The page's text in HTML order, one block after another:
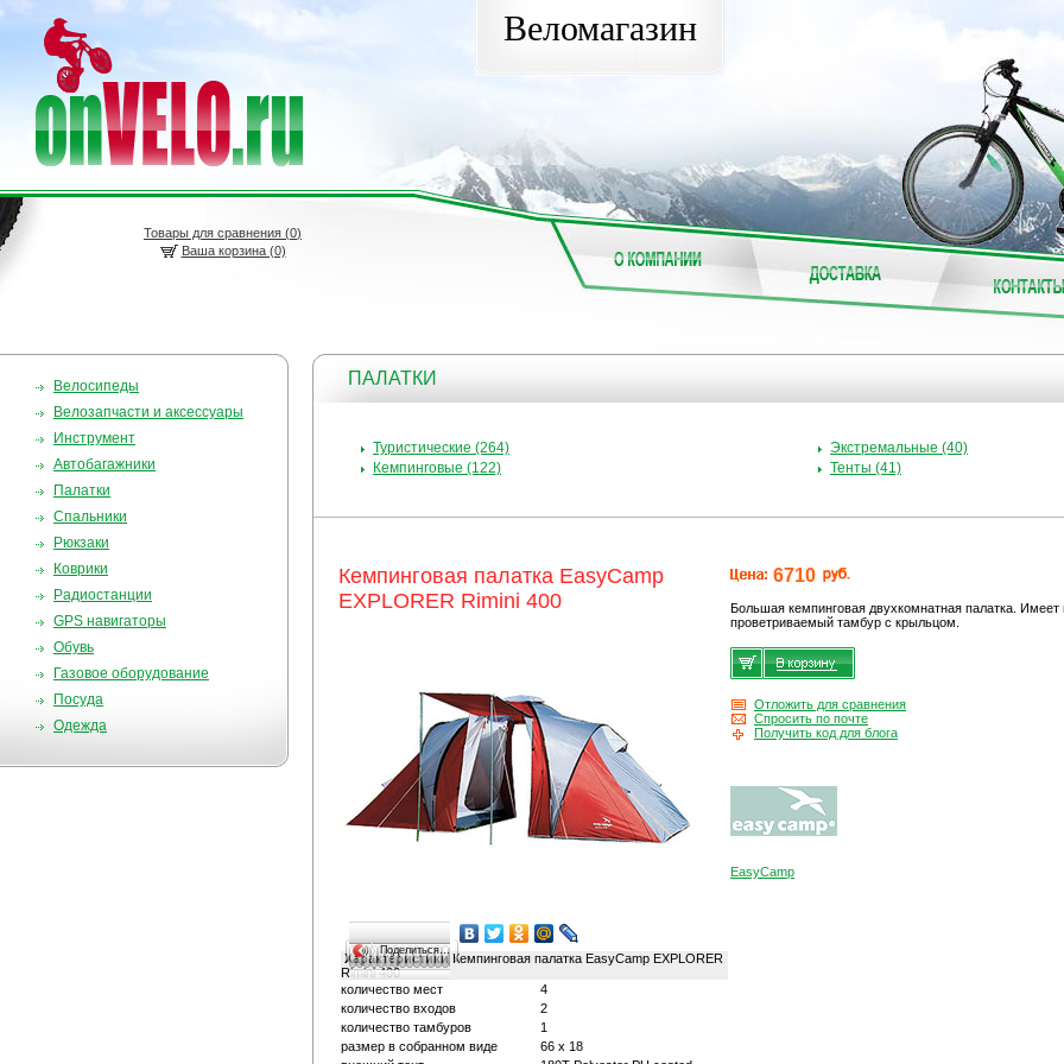
Веломагазин
Товары для сравнения (0)
Ваша корзина (0)
Велосипеды
Велозапчасти и аксессуары
Инструмент
Автобагажники
Палатки
Спальники
Рюкзаки
Коврики
Радиостанции
GPS навигаторы
Обувь
Газовое оборудование
Посуда
Одежда
ПАЛАТКИ
Туристические (264)
Кемпинговые (122)
Экстремальные (40)
Тенты (41)
Кемпинговая палатка EasyCamp
EXPLORER Rimini 400
Поделиться…
ХарактеристикиКемпинговая палатка EasyCamp EXPLORER
Rimini 400
количество мест
4
количество входов
2
количество тамбуров
1
размер в собранном виде
66 x 18
6710
Большая кемпинговая двухкомнатная палатка. Имеет
проветриваемый тамбур с крыльцом.
Отложить для сравнения
Спросить по почте
Получить код для блога
EasyCamp